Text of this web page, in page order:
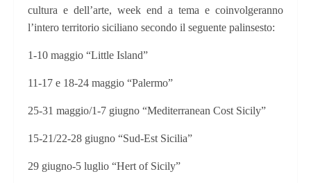
cultura e dell’arte, week end a tema e coinvolgeranno
l’intero territorio siciliano secondo il seguente palinsesto:
1-10 maggio “Little Island”
11-17 e 18-24 maggio “Palermo”
25-31 maggio/1-7 giugno “Mediterranean Cost Sicily”
15-21/22-28 giugno “Sud-Est Sicilia”
29 giugno-5 luglio “Hert of Sicily”